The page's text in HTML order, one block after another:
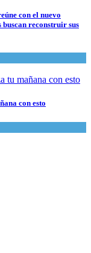
con el nuevo
reconstruir sus
con esto